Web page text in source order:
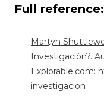
Full reference:
Martyn
Investigación?.
Explorable.com:
investigacion